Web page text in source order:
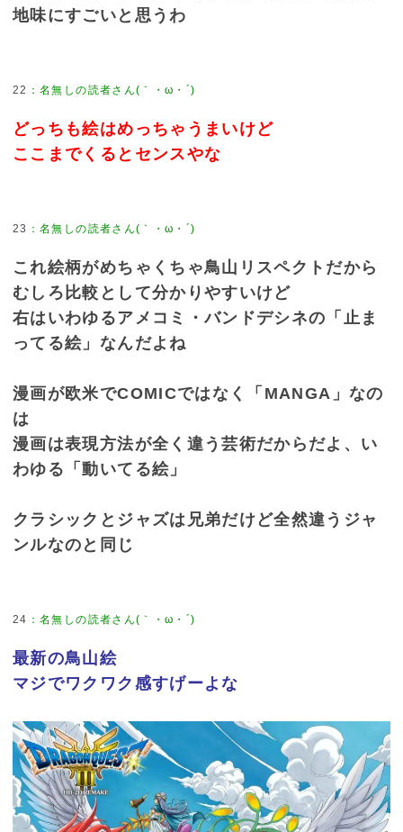
地味にすごいと思うわ
22 ：名無しの読者さん(｀・ω・´)
どっちも絵はめっちゃうまいけど
ここまでくるとセンスやな
23 ：名無しの読者さん(｀・ω・´)
これ絵柄がめちゃくちゃ鳥山リスペクトだから
むしろ比較として分かりやすいけど
右はいわゆるアメコミ・バンドデシネの「止ま
ってる絵」なんだよね
漫画が欧米でCOMICではなく「MANGA」なの
は
漫画は表現方法が全く違う芸術だからだよ、い
わゆる「動いてる絵」
クラシックとジャズは兄弟だけど全然違うジャ
ンルなのと同じ
24 ：名無しの読者さん(｀・ω・´)
最新の鳥山絵
マジでワクワク感すげーよな